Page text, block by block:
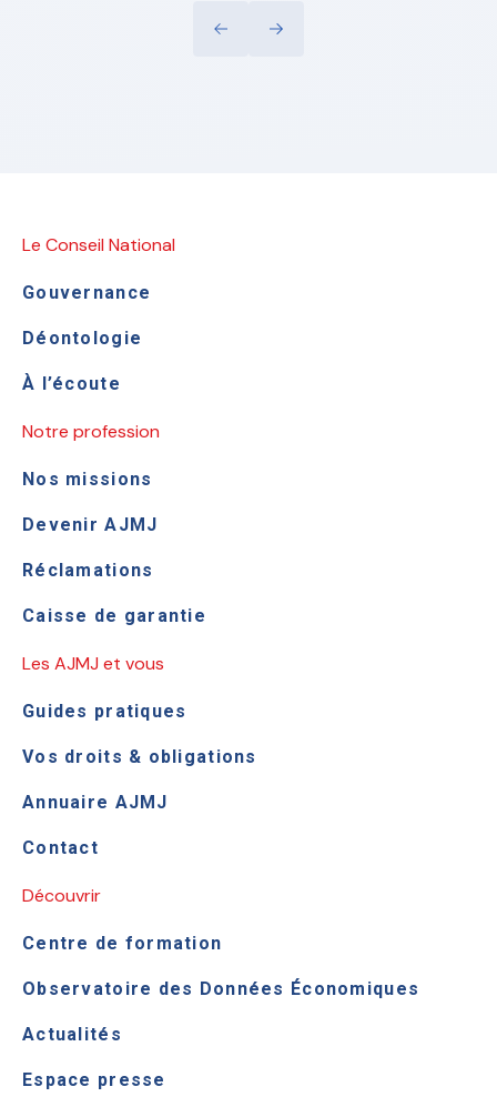
Le Conseil National
Gouvernance
Déontologie
À l’écoute
Notre profession
Nos missions
Devenir AJMJ
Réclamations
Caisse de garantie
Les AJMJ et vous
Guides pratiques
Vos droits & obligations
Annuaire AJMJ
Contact
Découvrir
Centre de formation
Observatoire des Données Économiques
Actualités
Espace presse